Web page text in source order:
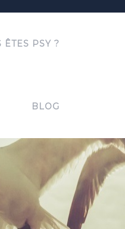
ÊTES PSY ?
BLOG